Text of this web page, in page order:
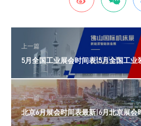
上一篇
5月全国工业展会时间表|5月全国工业
下一篇
北京6月展会时间表最新|6月北京展会